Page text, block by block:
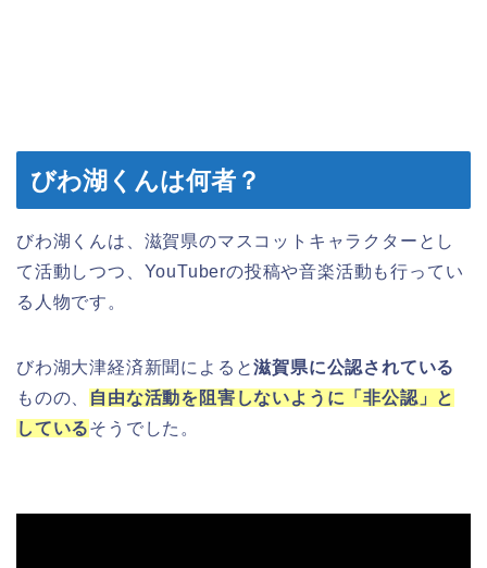
びわ湖くんは何者？
びわ湖くんは、滋賀県のマスコットキャラクターとし
て活動しつつ、YouTuberの投稿や音楽活動も行ってい
る人物です。
びわ湖大津経済新聞によると滋賀県に公認されている
ものの、
自由な活動を阻害しないように「非公認」と
しているそうでした。